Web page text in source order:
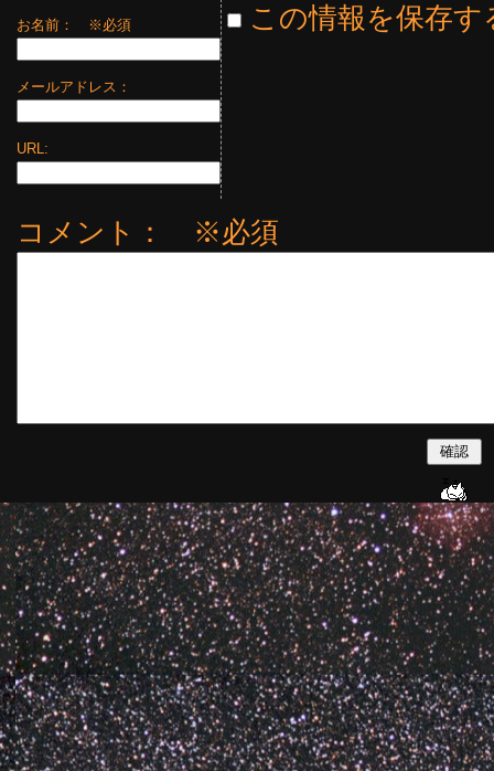
お名前： ※必須
メールアドレス：
URL:
この情報を保存す
コメント： ※必須